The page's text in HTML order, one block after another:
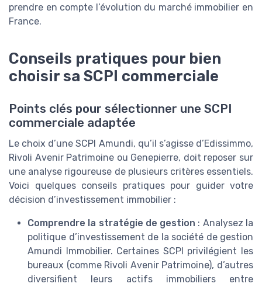
prendre en compte l’évolution du marché immobilier en
France.
Conseils pratiques pour bien
choisir sa SCPI commerciale
Points clés pour sélectionner une SCPI
commerciale adaptée
Le choix d’une SCPI Amundi, qu’il s’agisse d’Edissimmo,
Rivoli Avenir Patrimoine ou Genepierre, doit reposer sur
une analyse rigoureuse de plusieurs critères essentiels.
Voici quelques conseils pratiques pour guider votre
décision d’investissement immobilier :
Comprendre la stratégie de gestion : Analysez la
politique d’investissement de la société de gestion
Amundi Immobilier. Certaines SCPI privilégient les
bureaux (comme Rivoli Avenir Patrimoine), d’autres
diversifient leurs actifs immobiliers entre